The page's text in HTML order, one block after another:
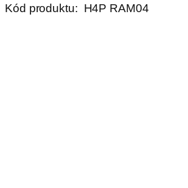
Kód produktu: H4P RAM04